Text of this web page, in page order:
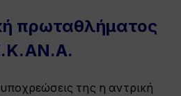
πρωταθλήματος
της η αντρική